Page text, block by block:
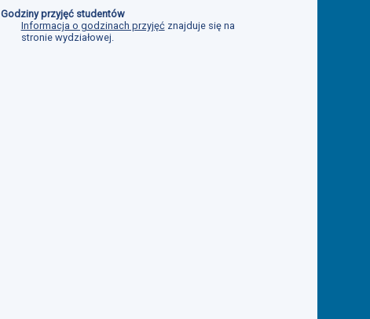
Godziny przyjęć studentów
Informacja o godzinach przyjęćznajduje się na
stronie wydziałowej.